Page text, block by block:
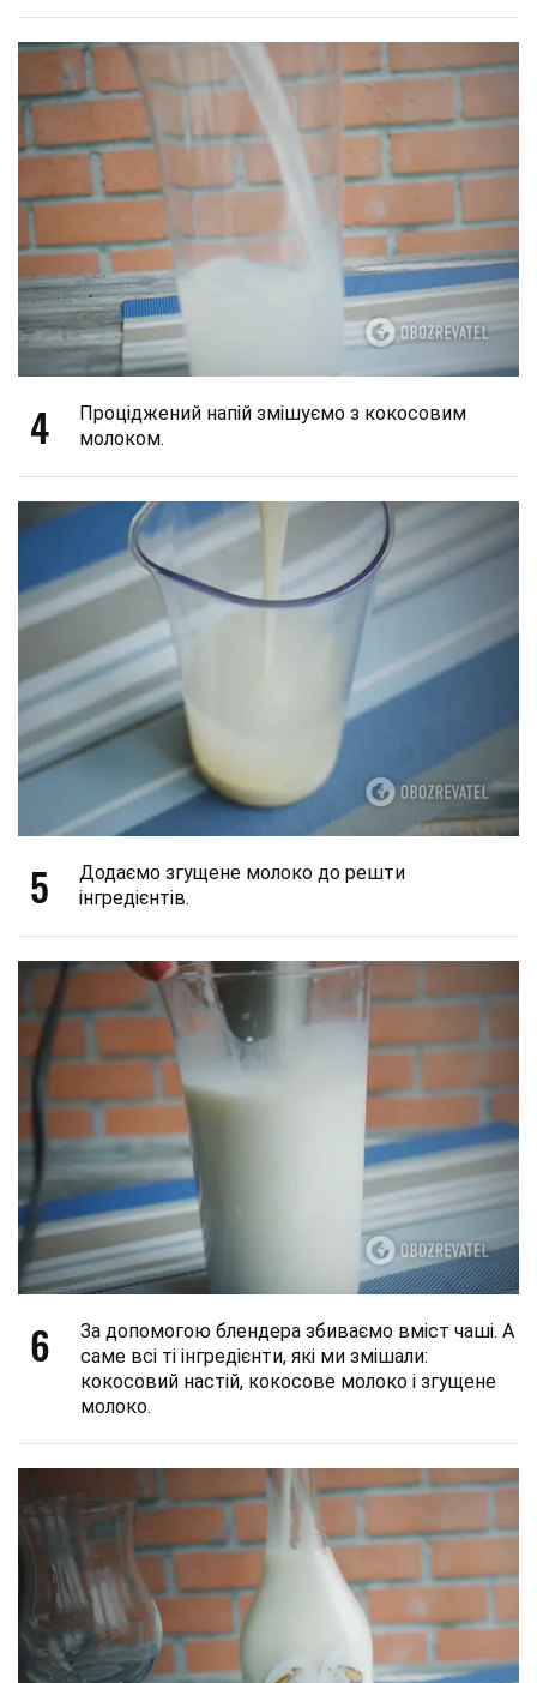
4
Проціджений напій змішуємо з кокосовим
молоком.
5
Додаємо згущене молоко до решти
інгредієнтів.
6
За допомогою блендера збиваємо вміст чаші. А
саме всі ті інгредієнти, які ми змішали:
кокосовий настій, кокосове молоко і згущене
молоко.